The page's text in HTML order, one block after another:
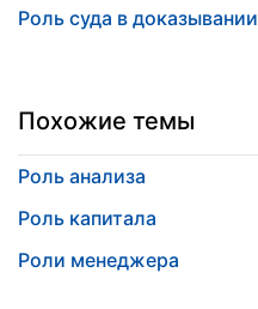
Роль суда в доказывании
Похожие темы
Роль анализа
Роль капитала
Роли менеджера